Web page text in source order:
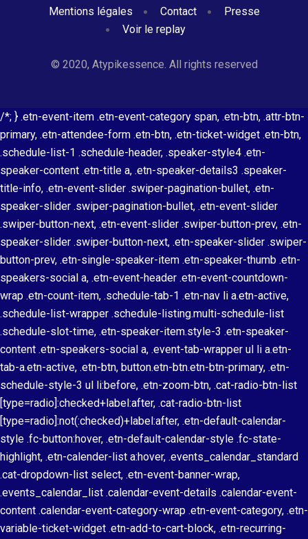
Mentions légales Contact
Presse
Voir le replay
© 2020, Atypikessence. All rights reserved
/*; } .etn-event-item .etn-event-category span, .etn-btn, .attr-btn-
primary, .etn-attendee-form .etn-btn, .etn-ticket-widget .etn-btn,
.schedule-list-1 .schedule-header, .speaker-style4 .etn-
speaker-content .etn-title a, .etn-speaker-details3 .speaker-
title-info, .etn-event-slider .swiper-pagination-bullet, .etn-
speaker-slider .swiper-pagination-bullet, .etn-event-slider
.swiper-button-next, .etn-event-slider .swiper-button-prev, .etn-
speaker-slider .swiper-button-next, .etn-speaker-slider .swiper-
button-prev, .etn-single-speaker-item .etn-speaker-thumb .etn-
speakers-social a, .etn-event-header .etn-event-countdown-
wrap .etn-count-item, .schedule-tab-1 .etn-nav li a.etn-active,
.schedule-list-wrapper .schedule-listing.multi-schedule-list
.schedule-slot-time, .etn-speaker-item.style-3 .etn-speaker-
content .etn-speakers-social a, .event-tab-wrapper ul li a.etn-
tab-a.etn-active, .etn-btn, button.etn-btn.etn-btn-primary, .etn-
schedule-style-3 ul li:before, .etn-zoom-btn, .cat-radio-btn-list
[type=radio]:checked+label:after, .cat-radio-btn-list
[type=radio]:not(:checked)+label:after, .etn-default-calendar-
style .fc-button:hover, .etn-default-calendar-style .fc-state-
highlight, .etn-calender-list a:hover, .events_calendar_standard
.cat-dropdown-list select, .etn-event-banner-wrap,
.events_calendar_list .calendar-event-details .calendar-event-
content .calendar-event-category-wrap .etn-event-category, .etn-
variable-ticket-widget .etn-add-to-cart-block, .etn-recurring-